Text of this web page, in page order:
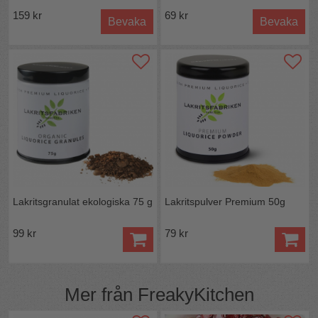
159 kr
Bevaka
69 kr
Bevaka
Lakritsgranulat ekologiska 75 g
99 kr
Lakritspulver Premium 50g
79 kr
Mer från FreakyKitchen